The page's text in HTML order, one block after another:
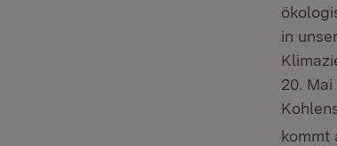
in
20. Mai
kommt